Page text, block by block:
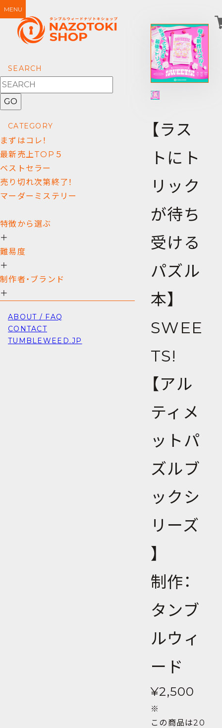
MENU
SEARCH
GO
CATEGORY
まずはコレ！
最新売上TOP５
ベストセラー
売り切れ次第終了！
マーダーミステリー
特徴から選ぶ
＋
難易度
＋
制作者・ブランド
＋
ABOUT / FAQ
CONTACT
TUMBLEWEED.JP
【ラス
トにト
リック
が待ち
受ける
パズル
本】
SWEE
TS!
【アル
ティメ
ットパ
ズルブ
ックシ
リーズ
】
制作：
タンブ
ルウィ
ード
¥2,500
※
この商品は20